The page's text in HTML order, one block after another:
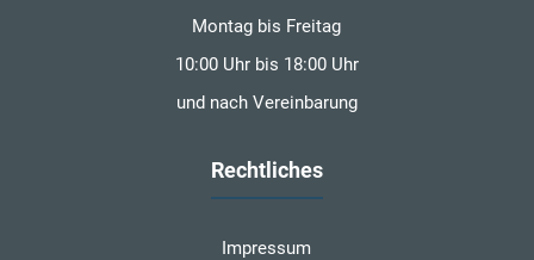
Montag bis Freitag
10:00 Uhr bis 18:00 Uhr
und nach Vereinbarung
Rechtliches
Impressum